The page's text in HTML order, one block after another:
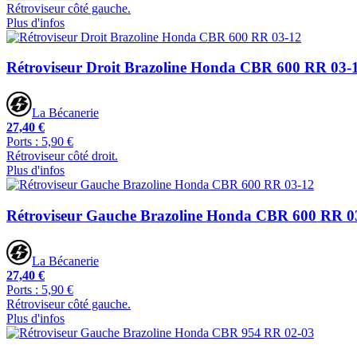
Rétroviseur côté gauche.
Plus d'infos
Rétroviseur Droit Brazoline Honda CBR 600 RR 03-
La Bécanerie
27,40 €
Ports : 5,90 €
Rétroviseur côté droit.
Plus d'infos
Rétroviseur Gauche Brazoline Honda CBR 600 RR
La Bécanerie
27,40 €
Ports : 5,90 €
Rétroviseur côté gauche.
Plus d'infos